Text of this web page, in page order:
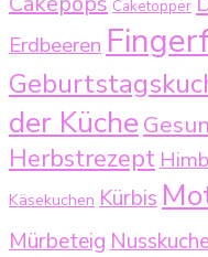
Caketopper
Erdbeeren
der Küche
Herbstrezept
Käsekuchen Kürbis
Mürbeteig